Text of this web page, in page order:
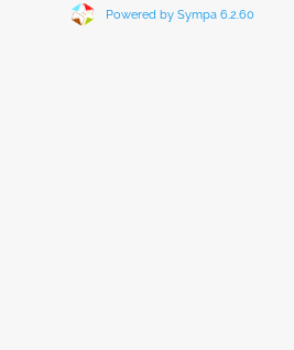
Powered by Sympa 6.2.60